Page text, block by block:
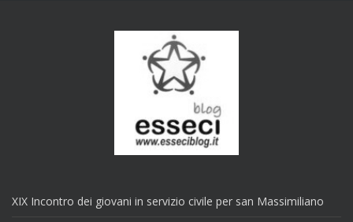
XIX Incontro dei giovani in servizio civile per san Massimiliano